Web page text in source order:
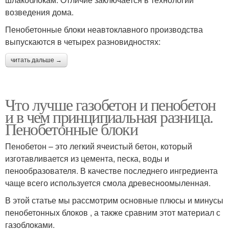
возведения дома.
Пенобетонные блоки неавтоклавного производства
выпускаются в четырех разновидностях:
читать дальше →
Что лучше газобетон и пенобетон
и в чем принципиальная разница.
Пенобетонные блоки
Пенобетон – это легкий ячеистый бетон, который
изготавливается из цемента, песка, воды и
пенообразователя. В качестве последнего ингредиента
чаще всего используется смола древесноомыленная.
В этой статье мы рассмотрим основные плюсы и минусы
пенобетонных блоков , а также сравним этот материал с
газоблоками.